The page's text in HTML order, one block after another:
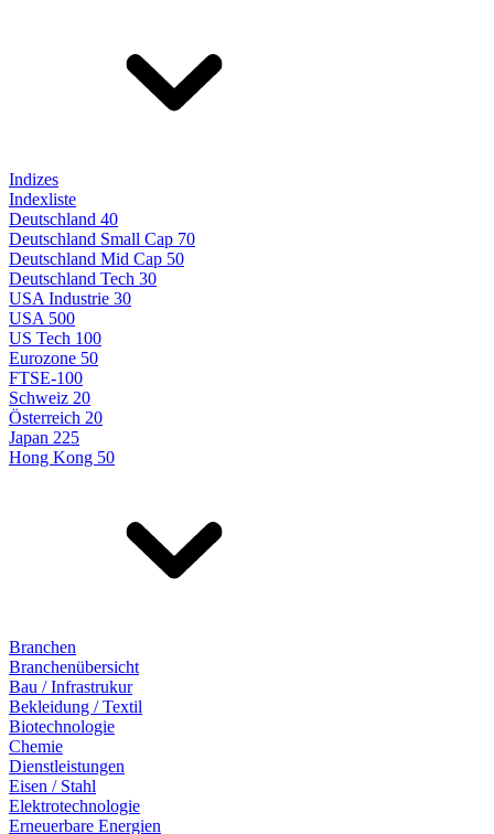
Indizes
Indexliste
Deutschland 40
Deutschland Small Cap 70
Deutschland Mid Cap 50
Deutschland Tech 30
USA Industrie 30
USA 500
US Tech 100
Eurozone 50
FTSE-100
Schweiz 20
Österreich 20
Japan 225
Hong Kong 50
Branchen
Branchenübersicht
Bau / Infrastrukur
Bekleidung / Textil
Biotechnologie
Chemie
Dienstleistungen
Eisen / Stahl
Elektrotechnologie
Erneuerbare Energien